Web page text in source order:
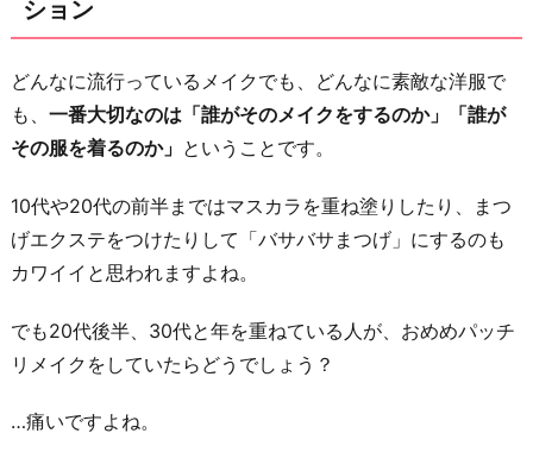
キ
ャ
の
う
な
喋
方
6.
ション
どんなに流行っているメイクでも、どんなに素敵な洋服で
も、 一番大切なのは「誰がそのメイクをするのか」「誰が
その服を着るのか」 ということです。
10代や20代の前半まではマスカラを重ね塗りしたり、まつ
げエクステをつけたりして「バサバサまつげ」にするのも
カワイイと思われますよね。
でも20代後半、30代と年を重ねている人が、おめめパッチ
リメイクをしていたらどうでしょう？
…痛いですよね。